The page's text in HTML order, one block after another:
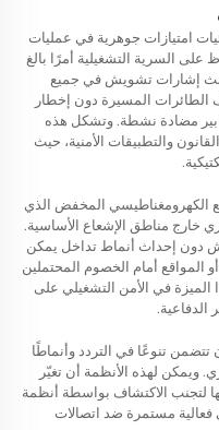
امتيازات جوهرية في عمليات
السرية التشغيلية أمرًا بالغ
تبث إشارات تشويش في جميع
الطائرات المسيرة دون إخطار
مضادة نشطة. وتشكل هذه
والتطبيقات الأمنية، حيث
الكهرومغناطيسي المخفض الذي
خارج مناطق الإشعاع الأساسية.
دون إحداث أنماط تداخل يمكن
المواقع أمام الخصوم المحتملين
الميزة في الأمن التشغيلي على
الدفاعية.
تتضمن تنوعًا في التردد وأنماطًا
ويمكن لهذه الأنظمة أن تغيّر
لتجنب الاكتشاف بواسطة أنظمة
فعالية مستمرة ضد اتصالات